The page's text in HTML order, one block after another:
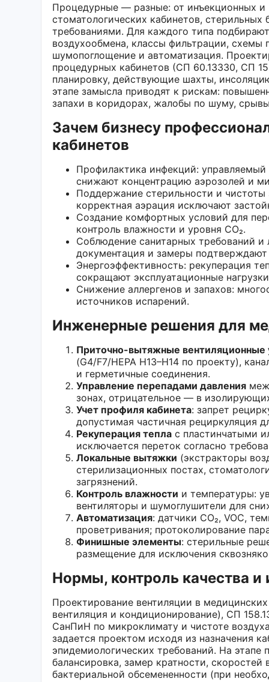
Процедурные — разные: от инъекционных и
стоматологических кабинетов,
требованиями. Для каждого типа
воздухообмена, классы фильтрации,
шумопоглощение и автоматизация.
процедурных кабинетов (СП 60.13330, СП
планировку, действующие шахты,
этапе замысла приводят к рискам:
запахи в коридорах, жалобы по шуму,
Зачем бизнесу
кабинетов
Профилактика инфекций:
снижают концентрацию аэрозолей и
Поддержание стерильности и
корректная аэрация исключают
Создание комфортных условий для
контроль влажности и уровня CO₂.
Соблюдение санитарных требований и
документация и замеры подтверждают
Энергоэффективность: рекуперация
сокращают эксплуатационные
Снижение аллергенов и запахов:
источников испарений.
Инженерные решения для
Приточно-вытяжные вентиляционные
(G4/F7/HEPA H13–H14 по проекту),
и герметичные соединения.
Управление перепадами давления
зонах, отрицательное — в
Учет профиля кабинета: запрет
допустимая частичная рециркуляция
Рекуперация тепла с пластинчатыми
исключается переток согласно
Локальные вытяжки (экстракторы
стерилизационных постах,
загрязнений.
Контроль влажности и температуры:
вентиляторы и шумоглушители для
Автоматизация: датчики CO₂, VOC,
проветривания; протоколирование
Финишные элементы: стерильные
размещение для исключения
Нормы, контроль качества и
Проектирование вентиляции в
вентиляция и кондиционирование), СП
СанПиН по микроклимату и чистоте
задается проектом исходя из назначения
эпидемиологических требований. На
балансировка, замер кратности,
бактериальной обсемененности (при